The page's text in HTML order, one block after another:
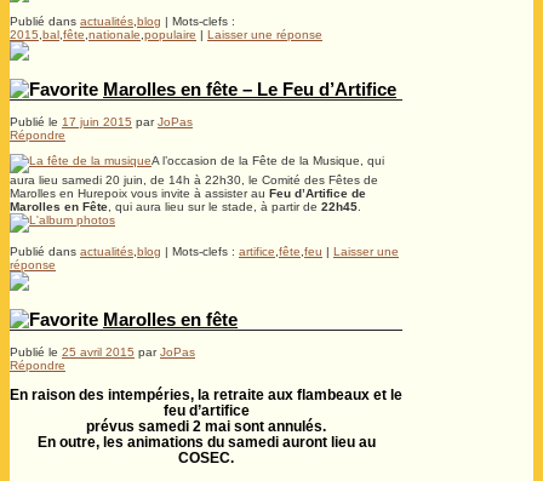
Publié dans actualités blog | Mots-clefs :
2015 bal fête nationale populaire | Laisser une réponse
Marolles en fête – Le Feu d’Artifice
Publié le 17 juin 2015 parJoPas
Répondre
A l’occasion de la Fête de la Musique, qui
aura lieu samedi 20 juin, de 14h à 22h30, le Comité des Fêtes de
Marolles en Hurepoix vous invite à assister au Feu d’Artifice de
Marolles en Fête , qui aura lieu sur le stade, à partir de 22h45
Publié dans actualités blog | Mots-clefs : artifice fête feu | Laisser une
réponse
Marolles en fête
Publié le 25 avril 2015 parJoPas
Répondre
En raison des intempéries, la retraite aux flambeaux et le
feu d’artifice
prévus samedi 2 mai sont annulés.
En outre, les animations du samedi auront lieu au
COSEC.